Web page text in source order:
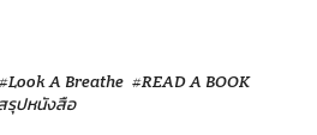
#Look A Breathe #READ A BOOK
รุปหนังสือ